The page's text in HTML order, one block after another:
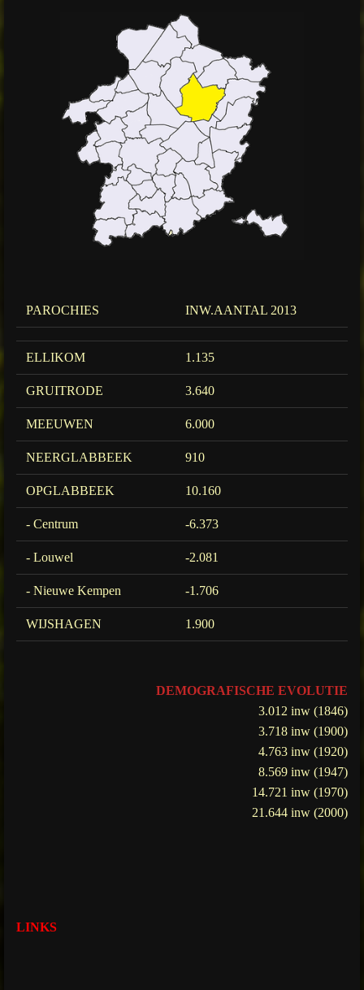
PAROCHIES INW.AANTAL 2013
ELLIKOM 1.135
GRUITRODE 3.640
MEEUWEN 6.000
NEERGLABBEEK 910
OPGLABBEEK 10.160
- Centrum -6.373
- Louwel -2.081
- Nieuwe Kempen -1.706
WIJSHAGEN 1.900
DEMOGRAFISCHE EVOLUTIE
3.012 inw (1846)
3.718 inw (1900)
4.763 inw (1920)
8.569 inw (1947)
14.721 inw (1970)
21.644 inw (2000)
LINKS